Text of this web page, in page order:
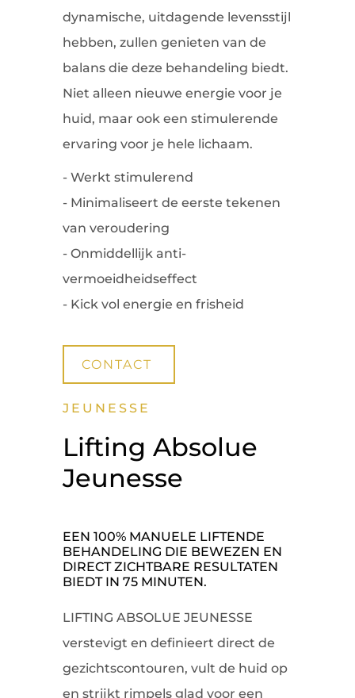
dynamische, uitdagende levensstijl
hebben, zullen genieten van de
balans die deze behandeling biedt.
Niet alleen nieuwe energie voor je
huid, maar ook een stimulerende
ervaring voor je hele lichaam.
- Werkt stimulerend
- Minimaliseert de eerste tekenen
van veroudering
- Onmiddellijk anti-
vermoeidheidseffect
- Kick vol energie en frisheid
CONTACT
JEUNESSE
Lifting Absolue
Jeunesse
EEN 100% MANUELE LIFTENDE
BEHANDELING DIE BEWEZEN EN
DIRECT ZICHTBARE RESULTATEN
BIEDT IN 75 MINUTEN.
LIFTING ABSOLUE JEUNESSE
verstevigt en definieert direct de
gezichtscontouren, vult de huid op
en strijkt rimpels glad voor een